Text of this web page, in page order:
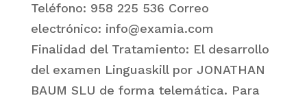
Teléfono: 958 225 536 Correo
electrónico: info@examia.com
Finalidad del Tratamiento: El desarrollo
del examen Linguaskill por JONATHAN
BAUM SLU de forma telemática. Para